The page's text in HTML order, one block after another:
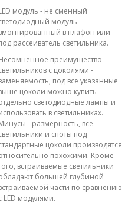
модуль - не сменный
модуль
в плафон или
рассеиватель светильника.
преимущество
с цоколями -
под все указанные
цоколи можно купить
светодиодные лампы и
в светильниках.
- размерность, все
и споты под
цоколи производятся
похожими. Кроме
встраиваемые светильники
большей глубиной
части по сравнению
LED модулями.